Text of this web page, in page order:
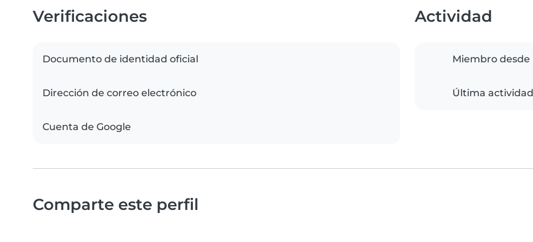
Verificaciones
Documento de identidad oficial
Dirección de correo electrónico
Cuenta de Google
Actividad
Miembro desde
Última actividad
Comparte este perfil